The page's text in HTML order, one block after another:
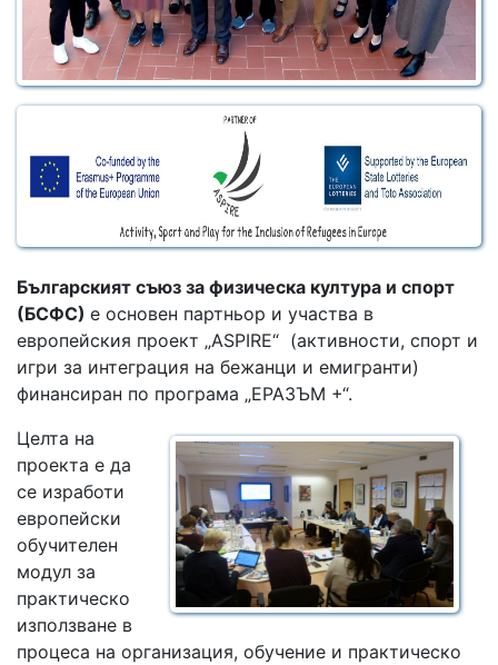
Българският съюз за физическа култура и спорт
(БСФС) е основен партньор и участва в
европейския проект „ASPIRE“ (активности, спорт и
игри за интеграция на бежанци и емигранти)
финансиран по програма „ЕРАЗЪМ +“.
Целта на
проекта е да
се изработи
европейски
обучителен
модул за
практическо
използване в
процеса на организация, обучение и практическо